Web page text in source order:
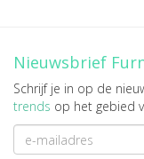
Nieuwsbrief
Schrijf je in op de
trends op het gebied